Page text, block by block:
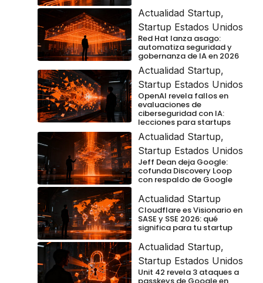
Actualidad Startup,
Startup Estados Unidos
Red Hat lanza asago:
automatiza seguridad y
gobernanza de IA en 2026
Actualidad Startup,
Startup Estados Unidos
OpenAI revela fallos en
evaluaciones de
ciberseguridad con IA:
lecciones para startups
Actualidad Startup,
Startup Estados Unidos
Jeff Dean deja Google:
cofunda Discovery Loop
con respaldo de Google
Actualidad Startup
Cloudflare es Visionario en
SASE y SSE 2026: qué
significa para tu startup
Actualidad Startup,
Startup Estados Unidos
Unit 42 revela 3 ataques a